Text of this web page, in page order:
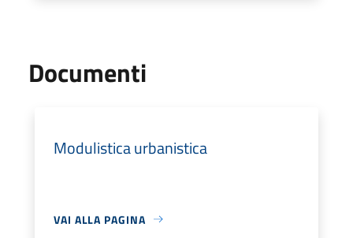
Documenti
Modulistica urbanistica
VAI ALLA PAGINA